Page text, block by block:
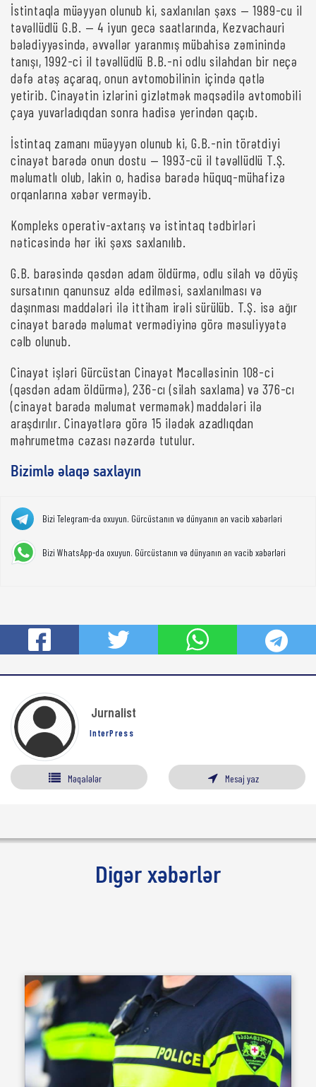
İstintaqla müəyyən olunub ki, saxlanılan şəxs — 1989-cu il
təvəllüdlü G.B. — 4 iyun gecə saatlarında, Kezvachauri
bələdiyyəsində, əvvəllər yaranmış mübahisə zəminində
tanışı, 1992-ci il təvəllüdlü B.B.-ni odlu silahdan bir neçə
dəfə atəş açaraq, onun avtomobilinin içində qətlə
yetirib. Cinayətin izlərini gizlətmək məqsədilə avtomobili
çaya yuvarladıqdan sonra hadisə yerindən qaçıb.
İstintaq zamanı müəyyən olunub ki, G.B.-nin törətdiyi
cinayət barədə onun dostu — 1993-cü il təvəllüdlü T.Ş.
məlumatlı olub, lakin o, hadisə barədə hüquq-mühafizə
orqanlarına xəbər verməyib.
Kompleks operativ-axtarış və istintaq tədbirləri
nəticəsində hər iki şəxs saxlanılıb.
G.B. barəsində qəsdən adam öldürmə, odlu silah və döyüş
sursatının qanunsuz əldə edilməsi, saxlanılması və
daşınması maddələri ilə ittiham irəli sürülüb. T.Ş. isə ağır
cinayət barədə məlumat vermədiyinə görə məsuliyyətə
cəlb olunub.
Cinayət işləri Gürcüstan Cinayət Məcəlləsinin 108-ci
(qəsdən adam öldürmə), 236-cı (silah saxlama) və 376-cı
(cinayət barədə məlumat verməmək) maddələri ilə
araşdırılır. Cinayətlərə görə 15 ilədək azadlıqdan
məhrumetmə cəzası nəzərdə tutulur.
Bizimlə əlaqə saxlayın
Bizi Telegram-da oxuyun. Gürcüstanın və dünyanın ən vacib xəbərləri
Bizi WhatsApp-da oxuyun. Gürcüstanın və dünyanın ən vacib xəbərləri
Jurnalist
InterPress
Məqalələr Mesaj yaz
Digər xəbərlər